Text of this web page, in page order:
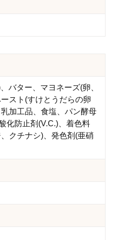
バター、マヨネーズ(卵、
スト(すけとうだらの卵
加工品、食塩、パン酵母
化防止剤(V.C.)、着色料
クチナシ)、発色剤(亜硝